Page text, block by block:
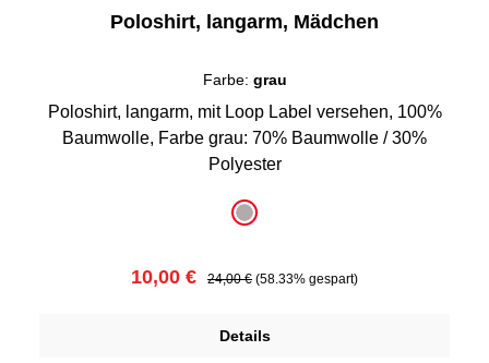
Poloshirt, langarm, Mädchen
Farbe: grau
Poloshirt, langarm, mit Loop Label versehen, 100%
Baumwolle, Farbe grau: 70% Baumwolle / 30%
Polyester
grau
Verkaufspreis:
10,00 € Regulärer Preis:
24,00 € (58.33% gespart)
Details